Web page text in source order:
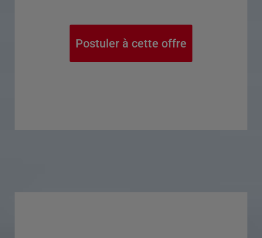
Postuler à cette offre